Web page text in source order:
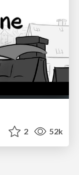
2 52k